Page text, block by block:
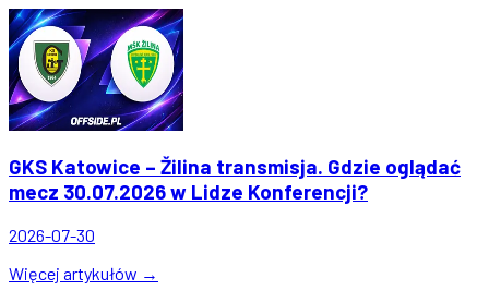
GKS Katowice – Žilina transmisja. Gdzie oglądać
mecz 30.07.2026 w Lidze Konferencji?
2026-07-30
Więcej artykułów →